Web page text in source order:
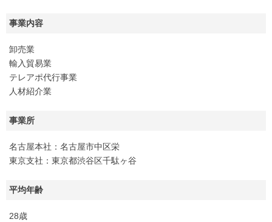
事業内容
卸売業
輸入貿易業
テレアポ代行事業
人材紹介業
事業所
名古屋本社：名古屋市中区栄
東京支社：東京都渋谷区千駄ヶ谷
平均年齢
28歳